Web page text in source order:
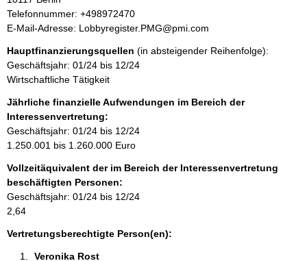
f
o
r
m
a
t
o
n
e
n
:
r
e
s
e
K
o
t
a
k
t
i
n
f
r
m
a
t
i
Telefonnummer: +498972470
E-Mail-Adresse: Lobbyregister.PMG@pmi.com
Hauptfinanzierungsquellen (in absteigender Reihenfolge):
Geschäftsjahr: 01/24 bis 12/24
Wirtschaftliche Tätigkeit
Jährliche finanzielle Aufwendungen im Bereich der
Interessenvertretung:
Geschäftsjahr: 01/24 bis 12/24
1.250.001 bis 1.260.000 Euro
Vollzeitäquivalent der im Bereich der Interessenvertretung
beschäftigten Personen:
Geschäftsjahr: 01/24 bis 12/24
2,64
Vertretungsberechtigte Person(en):
Veronika Rost